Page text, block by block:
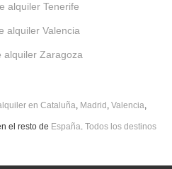
alquiler Tenerife
alquiler Valencia
alquiler Zaragoza
en Cataluña, Madrid , Valencia,
el resto de España. Todos los destinos